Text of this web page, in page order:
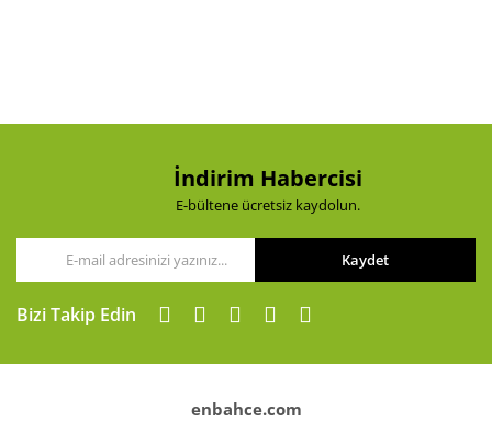
İndirim Habercisi
E-bültene ücretsiz kaydolun.
Kaydet
Bizi Takip Edin
enbahce.com